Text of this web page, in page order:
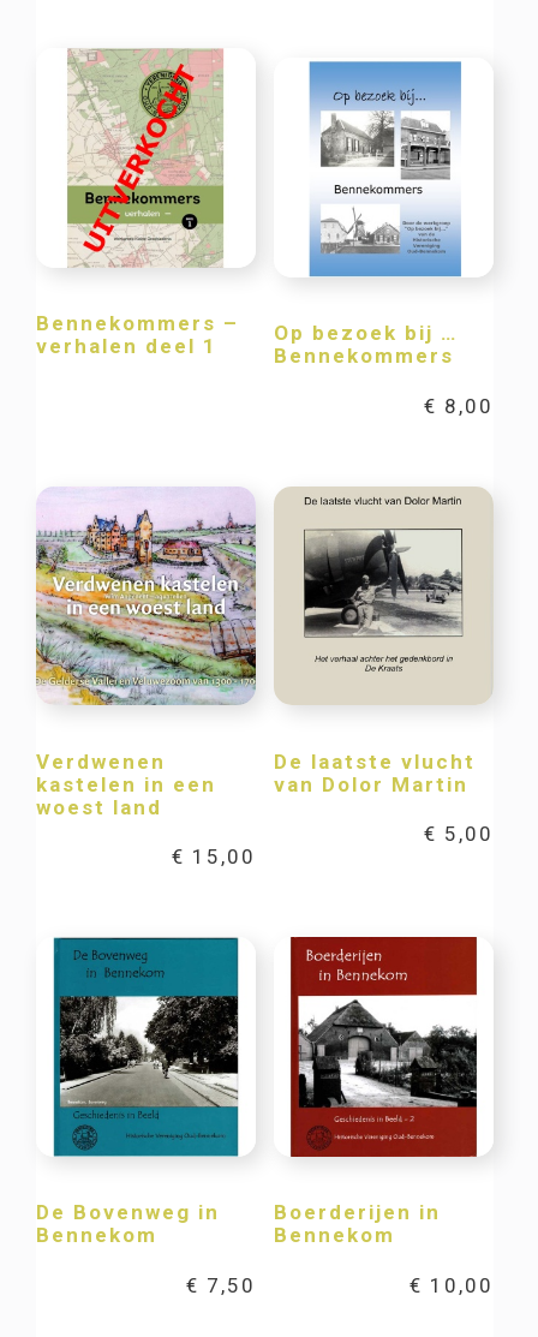
Bennekommers –
verhalen deel 1
Op bezoek bij …
Bennekommers
€ 8,00
Verdwenen
kastelen in een
woest land
€ 15,00
De laatste vlucht
van Dolor Martin
€ 5,00
De Bovenweg in
Bennekom
€ 7,50
Boerderijen in
Bennekom
€ 10,00